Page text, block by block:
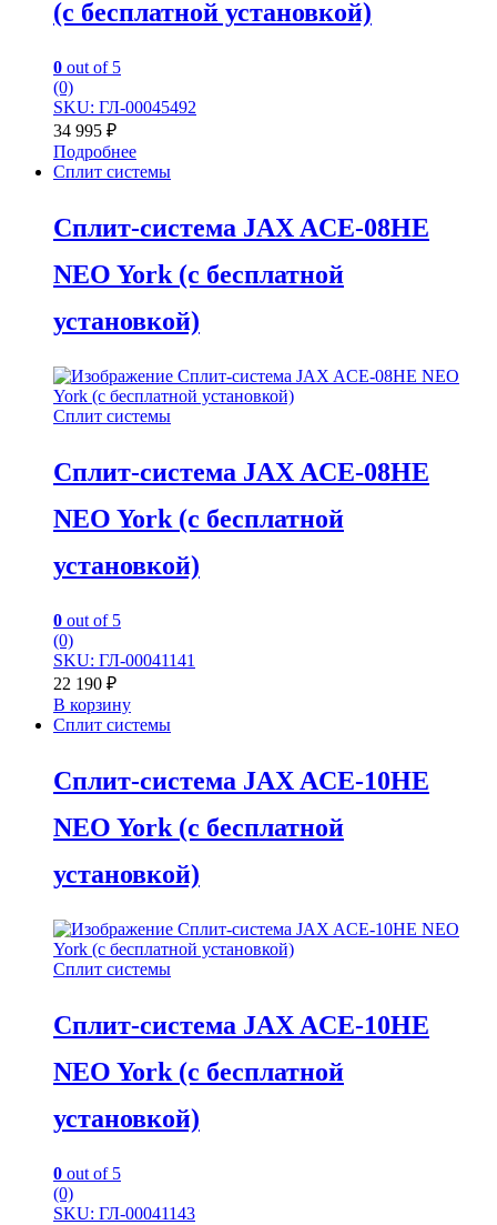
(с бесплатной установкой)
0 out of 5
(0)
SKU: ГЛ-00045492
34 995 ₽
Подробнее
Сплит системы
Сплит-система JAX ACE-08HE
NEO York (с бесплатной
установкой)
Сплит системы
Сплит-система JAX ACE-08HE
NEO York (с бесплатной
установкой)
0 out of 5
(0)
SKU: ГЛ-00041141
22 190 ₽
В корзину
Сплит системы
Сплит-система JAX ACE-10HE
NEO York (с бесплатной
установкой)
Сплит системы
Сплит-система JAX ACE-10HE
NEO York (с бесплатной
установкой)
0 out of 5
(0)
SKU: ГЛ-00041143